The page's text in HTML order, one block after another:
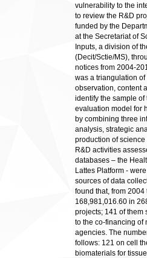
vulnerability to the
to review the R&D
funded by the
at the Secretariat of
Inputs, a division of
(Decit/Sctie/MS),
notices from 2004-
was a triangulation
observation, content
identify the sample of
evaluation model for
by combining three
analysis, strategic
production of
R&D activities
databases – the
Lattes Platform -
sources of data
found that, from
168,981,016.60 in
projects; 141 of them
to the co-financing of
agencies. The
follows: 121 on cell
biomaterials for